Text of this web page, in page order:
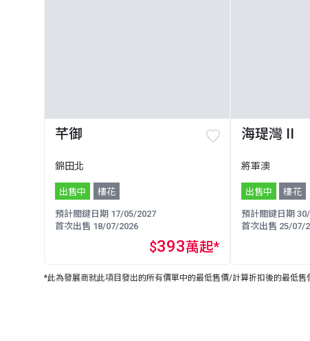
芊御
錦田北
出售中 樓花
預計關鍵日期 17/05/2027
首次出售 18/07/2026
$393萬起*
海瑅灣 II
將軍澳
出售中 樓花
預計關鍵日期
首次出售 25/07/
*此為發展商就此項目發出的所有價單中的最低售價/計算折扣後的最低